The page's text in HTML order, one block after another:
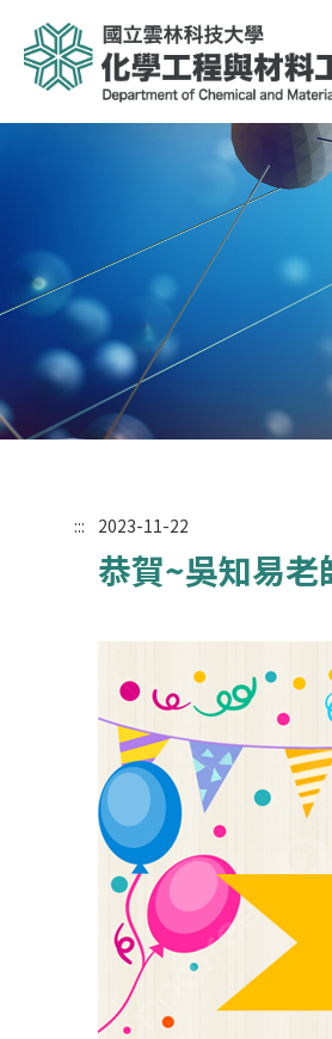
::: 2023-11-22
恭賀~吳知易